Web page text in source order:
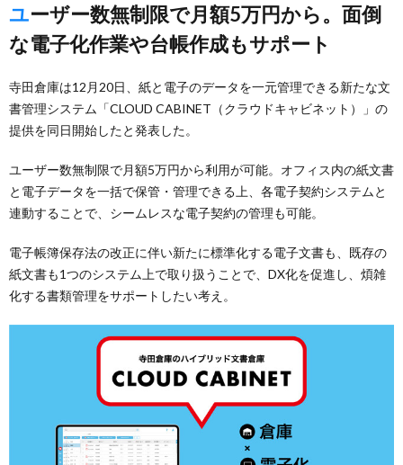
ユーザー数無制限で月額5万円から。面倒
な電子化作業や台帳作成もサポート
寺田倉庫は12月20日、紙と電子のデータを一元管理できる新たな文
書管理システム「CLOUD CABINET（クラウドキャビネット）」の
提供を同日開始したと発表した。
ユーザー数無制限で月額5万円から利用が可能。オフィス内の紙文書
と電子データを一括で保管・管理できる上、各電子契約システムと
連動することで、シームレスな電子契約の管理も可能。
電子帳簿保存法の改正に伴い新たに標準化する電子文書も、既存の
紙文書も1つのシステム上で取り扱うことで、DX化を促進し、煩雑
化する書類管理をサポートしたい考え。